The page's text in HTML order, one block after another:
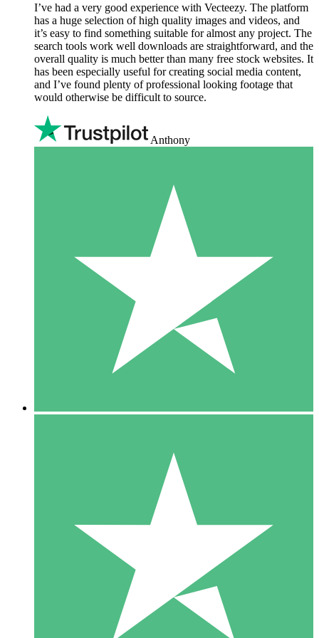
I’ve had a very good experience with Vecteezy. The platform
has a huge selection of high quality images and videos, and
it’s easy to find something suitable for almost any project. The
search tools work well downloads are straightforward, and the
overall quality is much better than many free stock websites. It
has been especially useful for creating social media content,
and I’ve found plenty of professional looking footage that
would otherwise be difficult to source.
Anthony